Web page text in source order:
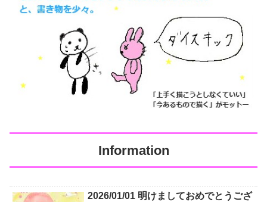
Information
2026/01/01 明けましておめでとうござ